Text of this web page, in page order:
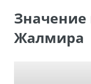
Значение имени
Жалмира